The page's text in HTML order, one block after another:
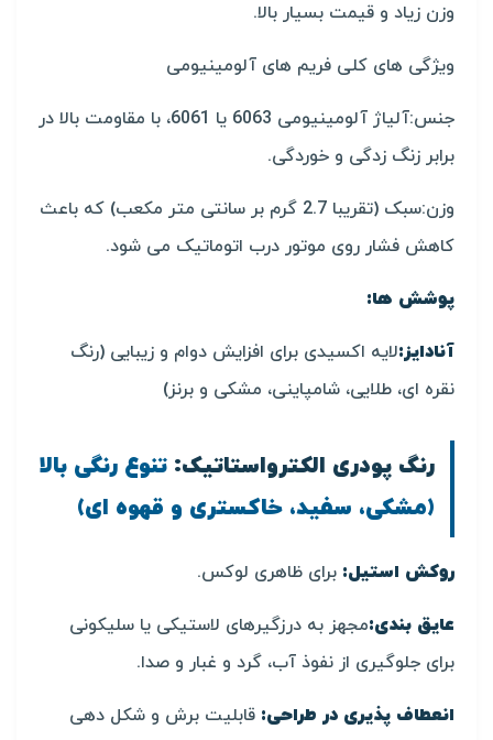
وزن زیاد و قیمت بسیار بالا.
ویژگی های کلی فریم های آلومینیومی
جنس:آلیاژ آلومینیومی 6063 یا 6061، با مقاومت بالا در
برابر زنگ زدگی و خوردگی.
وزن:سبک (تقریبا 2.7 گرم بر سانتی متر مکعب) که باعث
کاهش فشار روی موتور درب اتوماتیک می شود.
پوشش ها:
آنادایز:لایه اکسیدی برای افزایش دوام و زیبایی (رنگ
نقره ای، طلایی، شامپاینی، مشکی و برنز)
رنگ پودری الکترواستاتیک: تنوع رنگی بالا
(مشکی، سفید، خاکستری و قهوه ای)
روکش استیل: برای ظاهری لوکس.
عایق بندی:مجهز به درزگیرهای لاستیکی یا سلیکونی
برای جلوگیری از نفوذ آب، گرد و غبار و صدا.
انعطاف پذیری در طراحی: قابلیت برش و شکل دهی